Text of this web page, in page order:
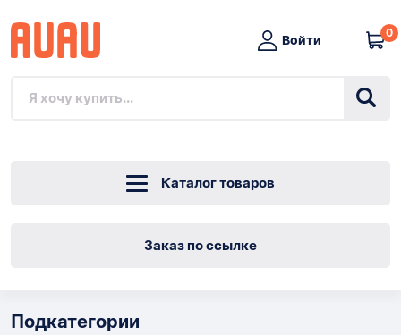
Войти
0
Каталог товаров
Заказ по ссылке
Подкатегории